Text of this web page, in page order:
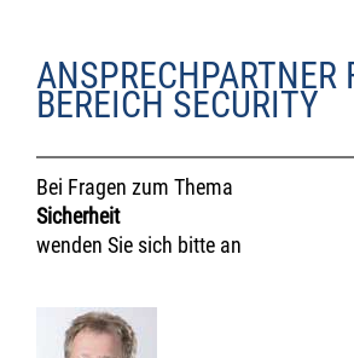
ANSPRECHPARTNER
BEREICH SECURITY
Bei Fragen zum Thema
Sicherheit
wenden Sie sich bitte an